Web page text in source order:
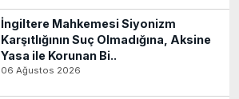
İngiltere Mahkemesi Siyonizm
Karşıtlığının Suç Olmadığına, Aksine
Yasa ile Korunan Bi..
06 Ağustos 2026